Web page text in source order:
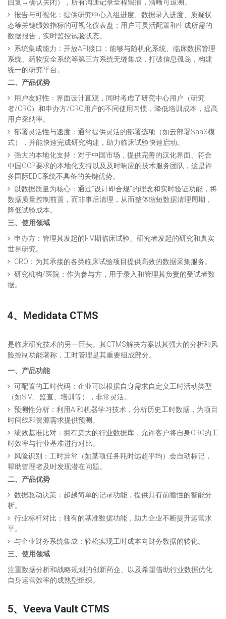
回复→确认关闭），所有沟通记录全程留痕，清晰可追溯。
报告与可视化：提供研究中心入组进度、数据录入进度、质疑状
态等关键绩效指标的可视化仪表盘；用户可灵活配置和生成所需的
数据报告，实时监控试验状态。
系统集成能力：开放API接口：能够与随机化系统、临床数据管理
系统、药物安全系统等第三方系统无缝集成，打破信息孤岛，构建
统一的研究平台。
二、产品优势
用户友好性：界面设计直观，同时考虑了研究中心用户（研究
者/CRC）和申办方/CRO用户的不同使用习惯，降低培训成本，提高
用户采纳率。
部署灵活性与速度：通常提供灵活的部署选项（如云部署SaaS模
式），并能快速完成研究构建，助力临床试验快速启动。
强大的本地化支持：对于中国市场，提供完善的汉化界面、符合
中国GCP要求的本地化支持以及及时响应的技术服务团队，这是许
多国际EDC系统不具备的关键优势。
以数据质量为核心：通过“设计即合规”的理念和实时验证功能，将
数据质量控制前置，而非事后清理，从而整体缩短数据清理周期，
降低试验成本。
三、使用领域
申办方：管理其发起的I-IV期临床试验、研究者发起的研究和真实
世界研究。
CRO：为其承接的各类临床试验项目提供高效的数据采集服务。
研究机构/医院：作为参与方，用于录入和管理其负责的受试者数
据。
4、 Medidata CTMS
是临床研究技术的另一巨头。其CTMS解决方案以其强大的分析和风
险控制功能著称，工时管理是其重要组成部分。
一、产品功能
可配置的工时代码：企业可以根据自身需求自定义工时活动类型
（如SIV、监查、培训等），非常灵活。
预测性分析：利用AI和机器学习技术，分析历史工时数据，为项目
时间线和资源需求提供预测。
绩效基准比对：拥有庞大的行业数据库，允许客户将自身CRC的工
时效率与行业基准进行对比。
风险识别：工时异常（如某项任务耗时远超平均）会自动标记，
帮助管理者及时发现潜在问题。
二、产品优势
数据驱动决策：超越简单的记录功能，提供具有前瞻性的智能分
析。
行业标杆对比：独有的基准数据功能，助力企业不断提升运营水
平。
与企业财务系统集成：轻松实现工时成本向财务数据的转化。
三、使用领域
注重数据分析和战略规划的创新药企、以及希望借助行业数据优化
自身运营效率的成熟型组织。
5、 Veeva Vault CTMS